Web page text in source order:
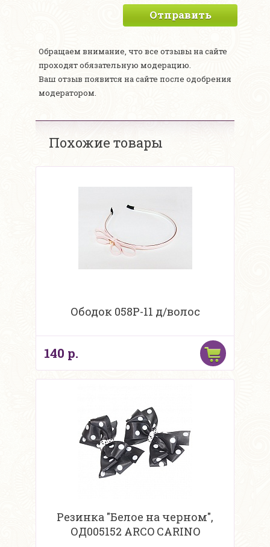
Отправить
Обращаем внимание, что все отзывы на сайте
проходят обязательную модерацию.
Ваш отзыв появится на сайте после одобрения
модератором.
Похожие товары
Ободок 058P-11 д/волос
140 р.
Резинка "Белое на черном",
ОД005152 ARCO CARINO